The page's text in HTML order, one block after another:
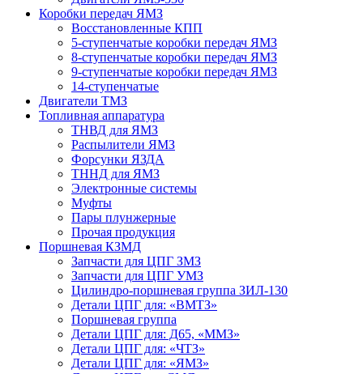
Коробки передач ЯМЗ
Восстановленные КПП
5-ступенчатые коробки передач ЯМЗ
8-ступенчатые коробки передач ЯМЗ
9-ступенчатые коробки передач ЯМЗ
14-ступенчатые
Двигатели ТМЗ
Топливная аппаратура
ТНВД для ЯМЗ
Распылители ЯМЗ
Форсунки ЯЗДА
ТННД для ЯМЗ
Электронные системы
Муфты
Пары плунжерные
Прочая продукция
Поршневая КЗМД
Запчасти для ЦПГ ЗМЗ
Запчасти для ЦПГ УМЗ
Цилиндро-поршневая группа ЗИЛ-130
Детали ЦПГ для: «ВМТЗ»
Поршневая группа
Детали ЦПГ для: Д65, «ММЗ»
Детали ЦПГ для: «ЧТЗ»
Детали ЦПГ для: «ЯМЗ»